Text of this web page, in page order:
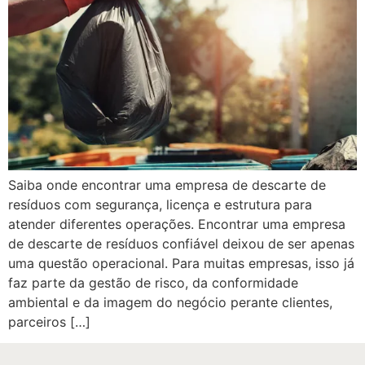
Saiba onde encontrar uma empresa de descarte de
resíduos com segurança, licença e estrutura para
atender diferentes operações. Encontrar uma empresa
de descarte de resíduos confiável deixou de ser apenas
uma questão operacional. Para muitas empresas, isso já
faz parte da gestão de risco, da conformidade
ambiental e da imagem do negócio perante clientes,
parceiros […]